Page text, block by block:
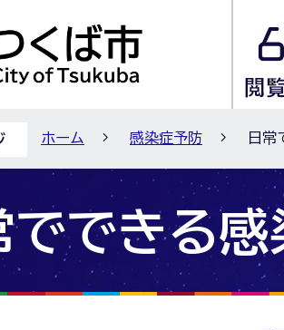
ホーム 感染症予防 日常
でできる感